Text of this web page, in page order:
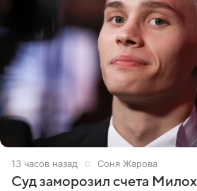
13 часов назад Соня Жарова
Суд заморозил счета